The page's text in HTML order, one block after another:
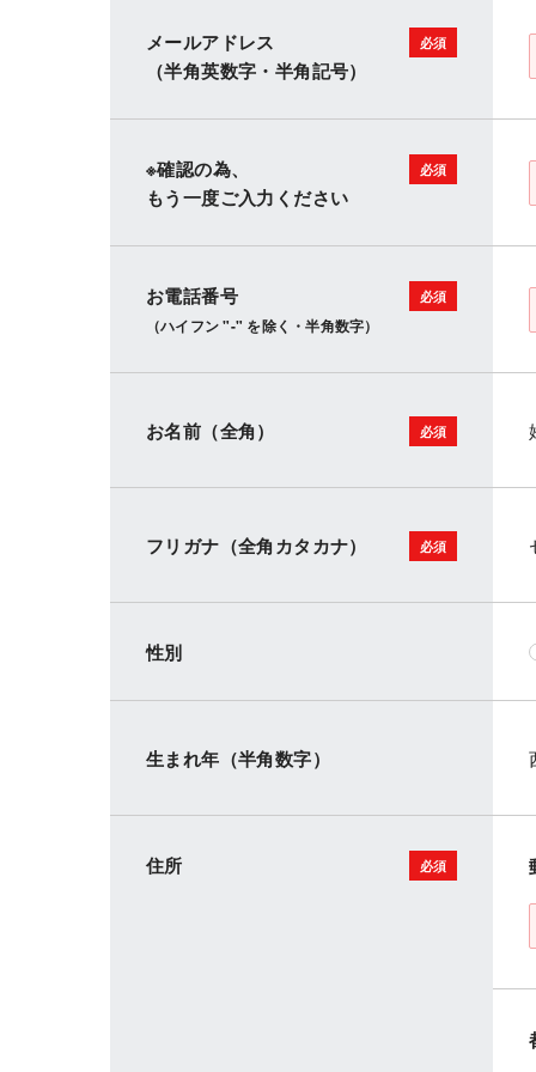
メールアドレス
（半角英数字・半角記号）
※確認の為、
もう一度ご入力ください
お電話番号
（ハイフン "-" を除く・半角数字）
お名前（全角）
フリガナ（全角カタカナ）
性別
生まれ年（半角数字）
住所